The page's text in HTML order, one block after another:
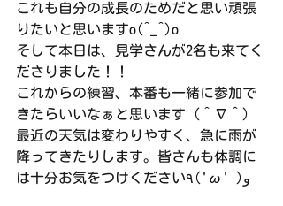
これも自分の成長のためだと思い頑張
りたいと思いますo(^_^)o
そして本日は、見学さんが2名も来てく
ださりました！！
これからの練習、本番も一緒に参加で
きたらいいなぁと思います（＾∇＾）
最近の天気は変わりやすく、急に雨が
降ってきたりします。皆さんも体調に
は十分お気をつけください٩('ω' )و